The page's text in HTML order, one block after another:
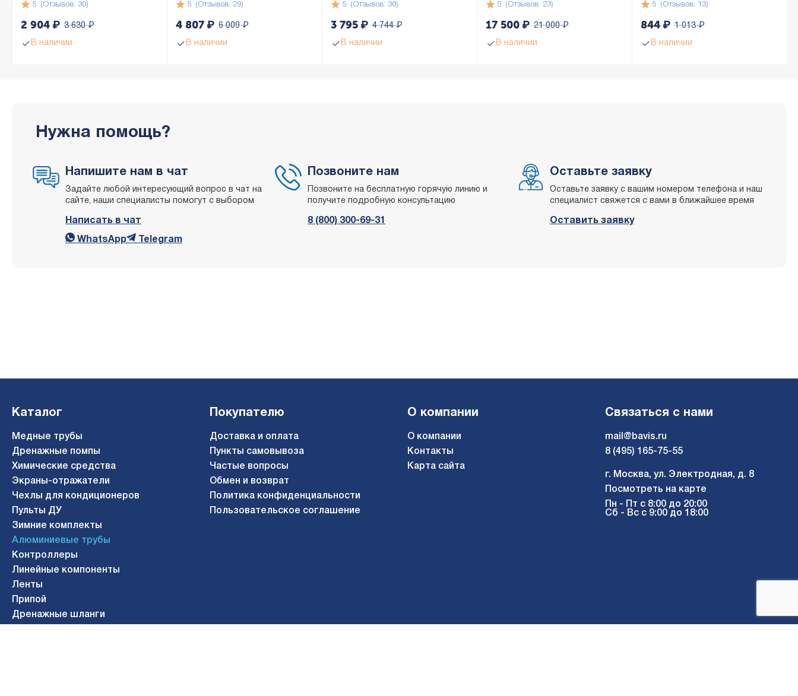
(Отзывов: 30)
5
В наличии
3 630 ₽
2 904₽
(Отзывов: 29)
5
В наличии
6 009 ₽
4 807₽
(Отзывов: 30)
5
В наличии
4 744 ₽
3 795₽
(Отзывов: 23)
5
В наличии
21 000 ₽
17 500₽
по 7,5мл)(Отзывов: 13)
5
В наличии
1 013 ₽
844₽
Нужна помощь?
Напишите нам в чат
Задайте любой интересующий вопрос в чат на
сайте, наши специалисты помогут с выбором
Написать в чат
WhatsApp Telegram
Позвоните нам
Позвоните на бесплатную горячую линию и
получите подробную консультацию
8 (800) 300-69-31
Оставьте заявку
Оставьте заявку с вашим номером телефона и наш
специалист свяжется с вами в ближайшее время
Оставить заявку
Каталог
Медные трубы
Дренажные помпы
Химические средства
Экраны-отражатели
Чехлы для кондиционеров
Пульты ДУ
Зимние комплекты
Алюминиевые трубы
Контроллеры
Линейные компоненты
Ленты
Припой
Дренажные шланги
Покупателю
Доставка и оплата
Пункты самовывоза
Частые вопросы
Обмен и возврат
Политика конфиденциальности
Пользовательское соглашение
О компании
О компании
Контакты
Карта сайта
Связаться с нами
mail@bavis.ru
8 (495) 165-75-55
г. Москва, ул. Электродная, д. 8
Посмотреть на карте
Пн - Пт с 8:00 до 20:00
Сб - Вс с 9:00 до 18:00